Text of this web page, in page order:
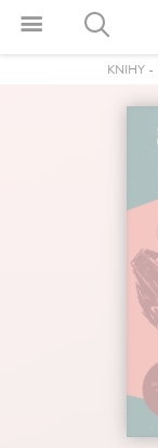
KNIHY -